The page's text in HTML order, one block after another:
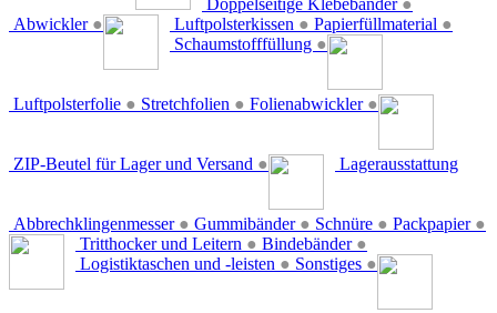
Doppelseitige Klebebänder ●
Abwickler ● Luftpolsterkissen ● Papierfüllmaterial ●
Schaumstofffüllung ●
Luftpolsterfolie ● Stretchfolien ● Folienabwickler ●
ZIP-Beutel für Lager und Versand ●
Abbrechklingenmesser ● Gummibänder ● Schnüre ● Packpapier ●
Lagerausstattung
Tritthocker und Leitern ● Bindebänder ●
Logistiktaschen und -leisten ● Sonstiges ●